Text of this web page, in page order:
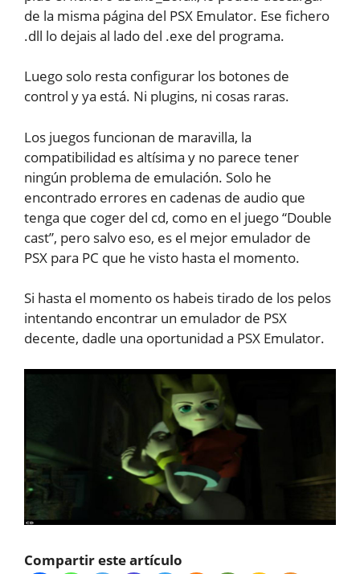
de la misma página del PSX Emulator. Ese fichero
.dll lo dejais al lado del .exe del programa.
Luego solo resta configurar los botones de
control y ya está. Ni plugins, ni cosas raras.
Los juegos funcionan de maravilla, la
compatibilidad es altísima y no parece tener
ningún problema de emulación. Solo he
encontrado errores en cadenas de audio que
tenga que coger del cd, como en el juego “Double
cast”, pero salvo eso, es el mejor emulador de
PSX para PC que he visto hasta el momento.
Si hasta el momento os habeis tirado de los pelos
intentando encontrar un emulador de PSX
decente, dadle una oportunidad a PSX Emulator.
Compartir este artículo